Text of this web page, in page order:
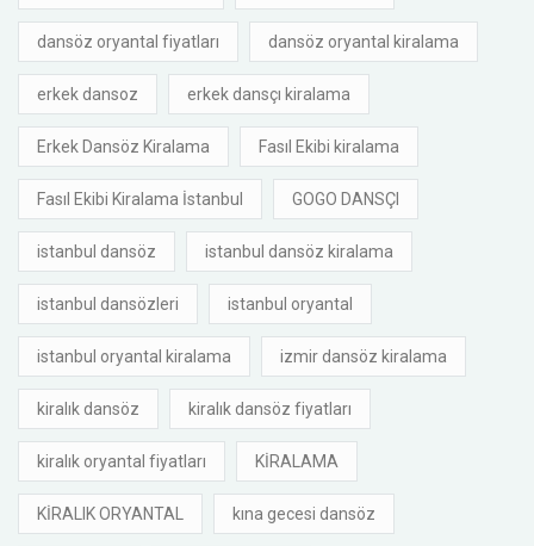
dansöz oryantal fiyatları dansöz oryantal kiralama
erkek dansoz erkek dansçı kiralama
Erkek Dansöz Kiralama Fasıl Ekibi kiralama
Fasıl Ekibi Kiralama İstanbul GOGO DANSÇI
istanbul dansöz istanbul dansöz kiralama
istanbul dansözleri istanbul oryantal
istanbul oryantal kiralama izmir dansöz kiralama
kiralık dansöz kiralık dansöz fiyatları
kiralık oryantal fiyatları KİRALAMA
KİRALIK ORYANTAL kına gecesi dansöz